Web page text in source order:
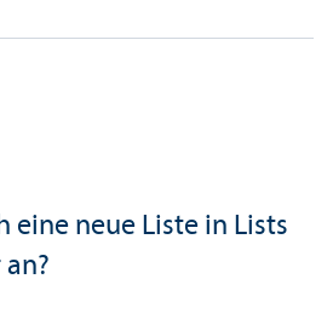
eine neue Liste in Lists